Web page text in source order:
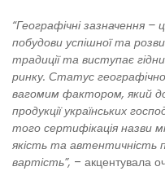
“Географічні зазначення
побудови успішної та
традиції та виступає
ринку. Статус
вагомим фактором, який
продукції українських
того сертифікація назви
якість та автентичність
вартість”, – акцентувала